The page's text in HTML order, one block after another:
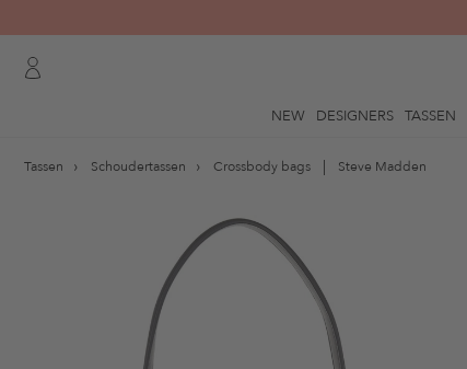
NEW DESIGNERS TASSEN
Tassen Schoudertassen Crossbody bags Steve Madden